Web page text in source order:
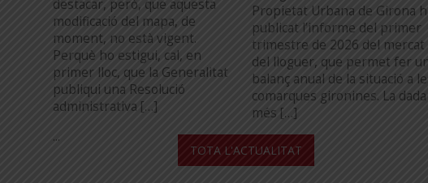
destacar, però, que aquesta
modificació del mapa, de
moment, no està vigent.
Perquè ho estigui, cal, en
primer lloc, que la Generalitat
publiqui una Resolució
administrativa […]
...
Propietat Urbana de Girona
publicat l’informe del primer
trimestre de 2026 del mercat
del lloguer, que permet fer
balanç anual de la situació a
comarques gironines. La dada
més […]
...
TOTA L'ACTUALITAT